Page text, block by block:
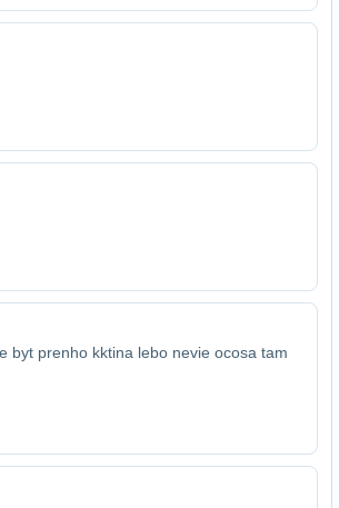
byt prenho kktina lebo nevie oco​sa tam